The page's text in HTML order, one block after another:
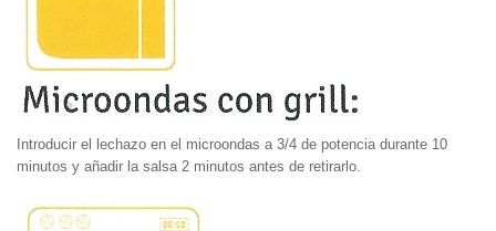
Introducir el lechazo en el microondas a 3/4 de potencia durante 10
minutos y añadir la salsa 2 minutos antes de retirarlo.